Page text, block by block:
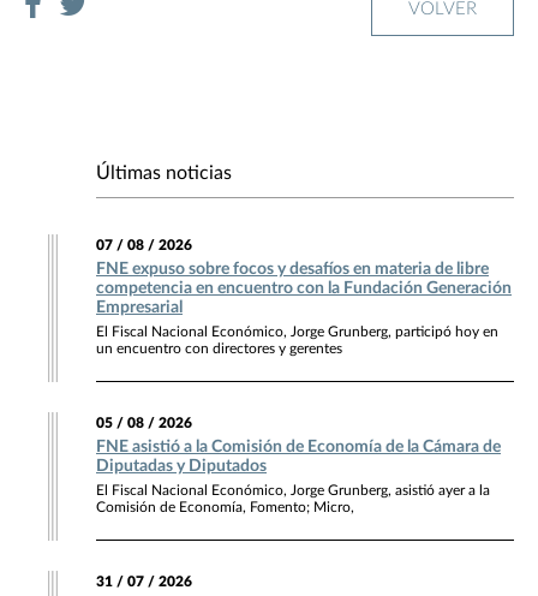
VOLVER
Últimas noticias
07 / 08 / 2026
FNE expuso sobre focos y desafíos en materia de libre
competencia en encuentro con la Fundación Generación
Empresarial
El Fiscal Nacional Económico, Jorge Grunberg, participó hoy en
un encuentro con directores y gerentes
05 / 08 / 2026
FNE asistió a la Comisión de Economía de la Cámara de
Diputadas y Diputados
El Fiscal Nacional Económico, Jorge Grunberg, asistió ayer a la
Comisión de Economía, Fomento; Micro,
31 / 07 / 2026